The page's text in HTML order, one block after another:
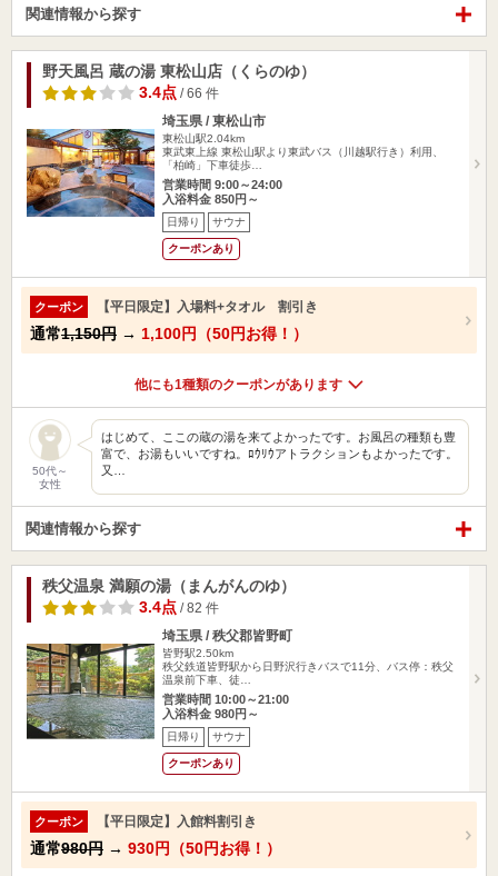
関連情報から探す
野天風呂 蔵の湯 東松山店（くらのゆ）
3.4点 / 66 件
埼玉県 / 東松山市
東松山駅2.04km
東武東上線 東松山駅より東武バス（川越駅行き）利用、
「柏崎」下車徒歩…
営業時間 9:00～24:00
入浴料金 850円～
日帰り サウナ
クーポンあり
クーポン 【平日限定】入場料+タオル 割引き
通常1,150円 → 1,100円（50円お得！）
他にも1種類のクーポンがあります
50代～
女性
はじめて、ここの蔵の湯を来てよかったです。お風呂の種類も豊
富で、お湯もいいですね。ﾛｳﾘｳアトラクションもよかったです。
又…
関連情報から探す
秩父温泉 満願の湯（まんがんのゆ）
3.4点 / 82 件
埼玉県 / 秩父郡皆野町
皆野駅2.50km
秩父鉄道皆野駅から日野沢行きバスで11分、バス停：秩父
温泉前下車、徒…
営業時間 10:00～21:00
入浴料金 980円～
日帰り サウナ
クーポンあり
クーポン 【平日限定】入館料割引き
通常980円 → 930円（50円お得！）